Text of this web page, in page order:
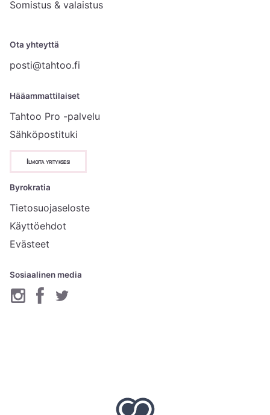
Ota yhteyttä
posti@tahtoo.fi
Hääammattilaiset
Tahtoo Pro -palvelu
Sähköpostituki
Ilmoita yrityksesi
Byrokratia
Tietosuojaseloste
Käyttöehdot
Evästeet
Sosiaalinen media
Somistus & valaistus